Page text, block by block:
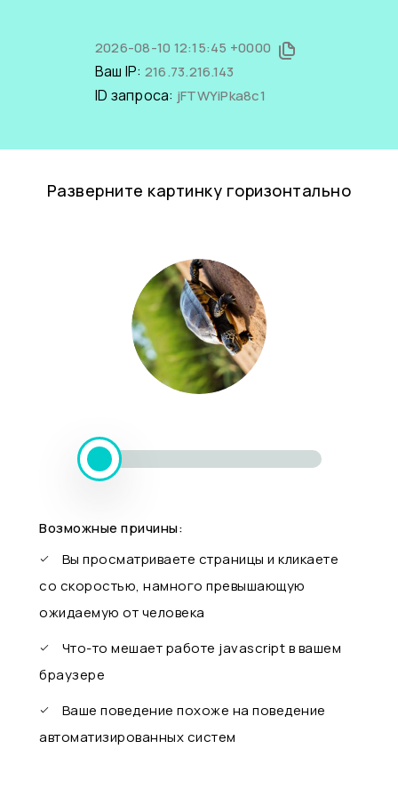
2026-08-10 12:15:45 +0000
Ваш IP: 216.73.216.143
ID запроса: jFTWYiPka8c1
Разверните картинку горизонтально
Возможные причины:
Вы просматриваете страницы и кликаете
со скоростью, намного превышающую
ожидаемую от человека
Что-то мешает работе javascript в вашем
браузере
Ваше поведение похоже на поведение
автоматизированных систем